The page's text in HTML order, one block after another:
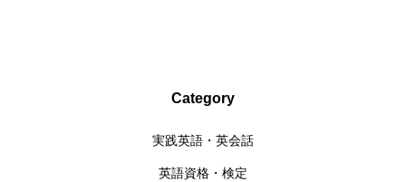
Category
実践英語・英会話
英語資格・検定